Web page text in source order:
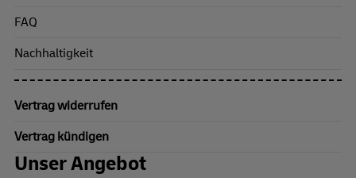
FAQ
Nachhaltigkeit
Vertrag widerrufen
Vertrag kündigen
Unser Angebot